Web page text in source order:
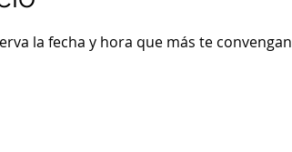
la fecha y hora que más te convengan